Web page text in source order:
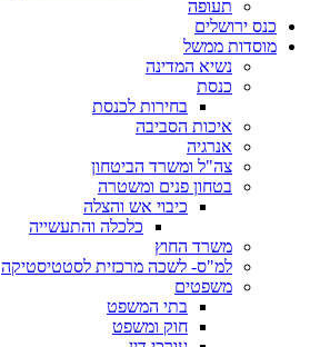
תעופה
כנס ירושלים
מוסדות ממשל
נשיא המדינה
כנסת
בחירות לכנסת
איכות הסביבה
אנרגיה
צה"ל ומשרד הביטחון
בטחון פנים ומשטרה
כיבוי אש והצלה
כלכלה והתעשייה
משרד החוץ
למ"ס- לשכה מרכזית לסטטיסטיקה
משפטים
בתי המשפט
חוק ומשפט